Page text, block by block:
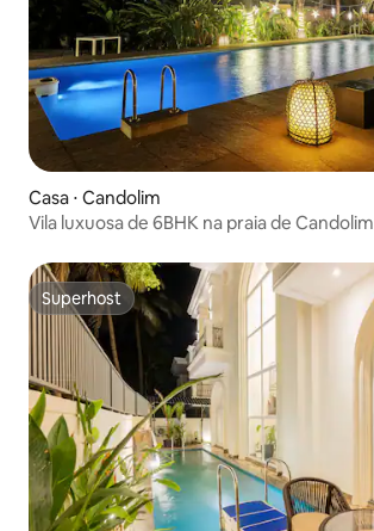
Casa ⋅ Candolim
Vila luxuosa de 6BHK na praia de Candolim
Superhost
Superhost